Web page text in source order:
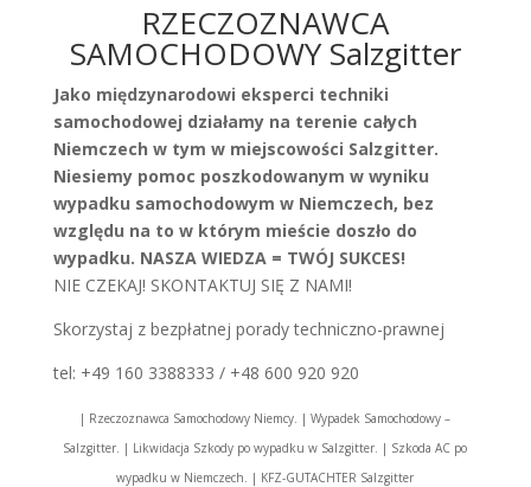
RZECZOZNAWCA
SAMOCHODOWY Salzgitter
Jako międzynarodowi eksperci techniki
samochodowej działamy na terenie całych
Niemczech w tym w miejscowości Salzgitter.
Niesiemy pomoc poszkodowanym w wyniku
wypadku samochodowym w Niemczech, bez
względu na to w którym mieście doszło do
wypadku. NASZA WIEDZA = TWÓJ SUKCES!
NIE CZEKAJ! SKONTAKTUJ SIĘ Z NAMI!
Skorzystaj z bezpłatnej porady techniczno-prawnej
tel: +49 160 3388333 / +48 600 920 920
| Rzeczoznawca Samochodowy Niemcy. | Wypadek Samochodowy –
Salzgitter. | Likwidacja Szkody po wypadku w Salzgitter. | Szkoda AC po
wypadku w Niemczech. | KFZ-GUTACHTER Salzgitter